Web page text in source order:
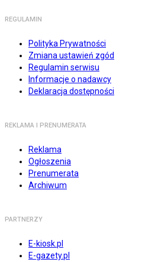
REGULAMIN
Polityka Prywatności
Zmiana ustawień zgód
Regulamin serwisu
Informacje o nadawcy
Deklaracja dostępności
REKLAMA I PRENUMERATA
Reklama
Ogłoszenia
Prenumerata
Archiwum
PARTNERZY
E-kiosk.pl
E-gazety.pl